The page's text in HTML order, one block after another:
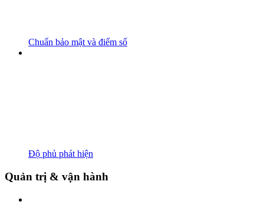
Chuẩn bảo mật và điểm số
Độ phủ phát hiện
Quản trị & vận hành